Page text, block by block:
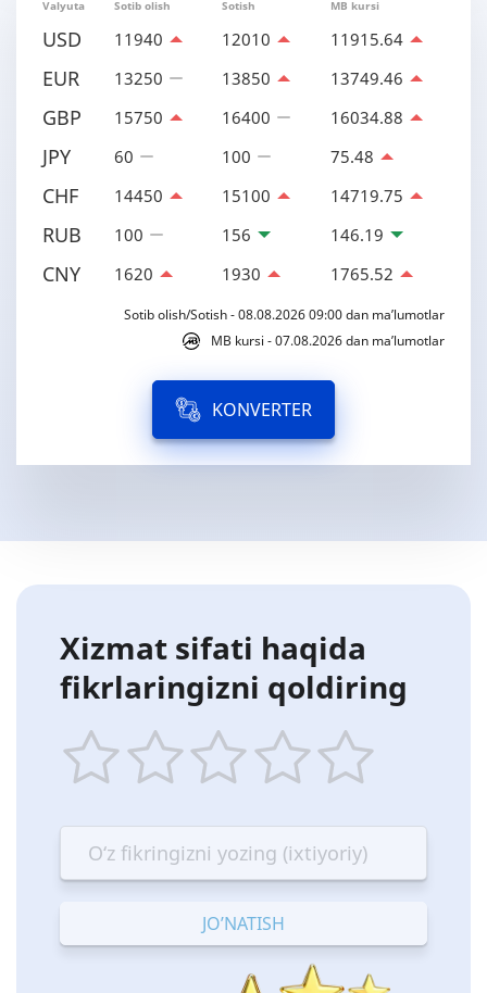
Valyuta Sotib olish Sotish MB kursi
USD 11940 12010 11915.64
EUR 13250 13850 13749.46
GBP 15750 16400 16034.88
JPY 60 100 75.48
CHF 14450 15100 14719.75
RUB 100 156 146.19
CNY 1620 1930 1765.52
Sotib olish/Sotish - 08.08.2026 09:00 dan ma’lumotlar
MB kursi - 07.08.2026 dan ma’lumotlar
KONVERTER
Xizmat sifati haqida
fikrlaringizni qoldiring
star
Terrible
stars
—
Bad
stars
—
OK
stars
—
Good
stars
—
Excellent